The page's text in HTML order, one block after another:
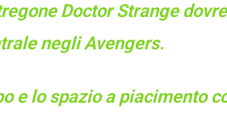
Doctor Strange
negli Avengers.
e lo spazio a piacimento